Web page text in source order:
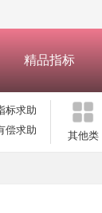
精品指标
标求助
偿求助 其他类